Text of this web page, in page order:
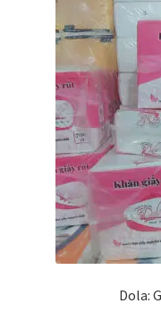
Dola: